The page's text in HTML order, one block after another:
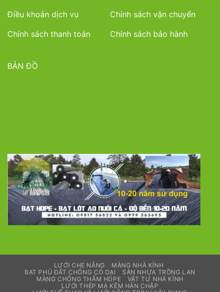
Điều khoản dịch vụ
Chính sách vận chuyển
Chính sách thanh toán
Chính sách bảo hành
BẢN ĐỒ
LƯỚI CHE NẮNG
MÀNG NHÀ KÍNH
BẠT PHỦ ĐẤT CHỐNG CỎ DẠI
SÀN NHỰA TRỒNG LAN
MÀNG CHỐNG THẤM HDPE
VẬT TƯ NHÀ KÍNH
LƯỚI THÉP MẠ KẼM HÀN CHẬP